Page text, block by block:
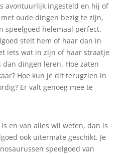
avontuurlijk ingesteld en hij of
oude dingen bezig te zijn,
speelgoed helemaal perfect.
stelt hem of haar dan in
iets wat in zijn of haar straatje
dingen leren. Hoe zaten
Hoe kun je dit terugzien in
Er valt genoeg mee te
en van alles wil weten, dan is
ook uitermate geschikt. Je
speelgoed van